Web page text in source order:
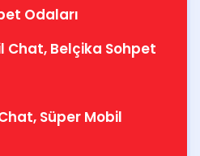
Odaları
Chat, Belçika Sohpet
Süper Mobil